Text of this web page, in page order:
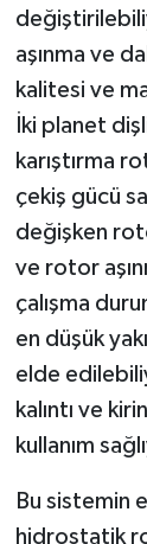
aşınma ve
kalitesi ve
İki planet
karıştırma
çekiş gücü
değişken
ve rotor
çalışma
en düşük
elde
kalıntı ve
kullanım
Bu sistemin
hidrostatik